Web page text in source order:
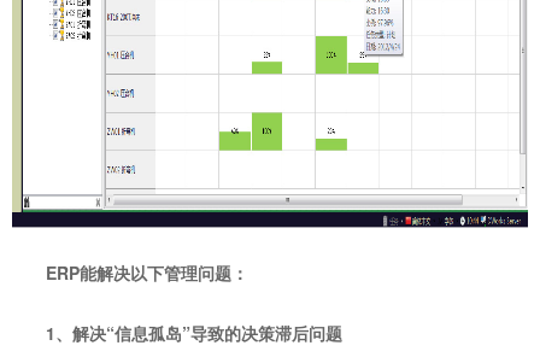
ERP能解决以下管理问题：
1、解决“信息孤岛”导致的决策滞后问题